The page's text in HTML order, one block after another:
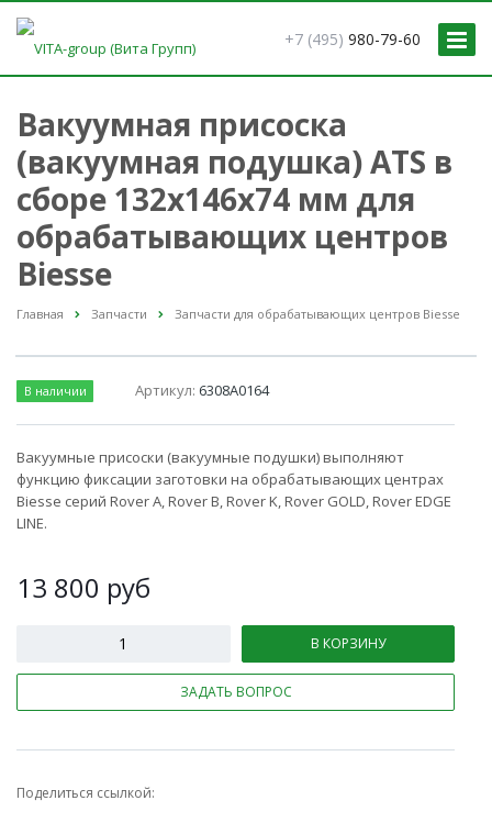
+7 (495) 980-79-60
Вакуумная присоска
(вакуумная подушка) ATS в
сборе 132х146х74 мм для
обрабатывающих центров
Biesse
Главная Запчасти Запчасти для обрабатывающих центров Biesse
В наличии Артикул: 6308A0164
Вакуумные присоски (вакуумные подушки) выполняют
функцию фиксации заготовки на обрабатывающих центрах
Biesse серий Rover A, Rover B, Rover K, Rover GOLD, Rover EDGE
LINE.
13 800 руб
В КОРЗИНУ
ЗАДАТЬ ВОПРОС
Поделиться ссылкой: